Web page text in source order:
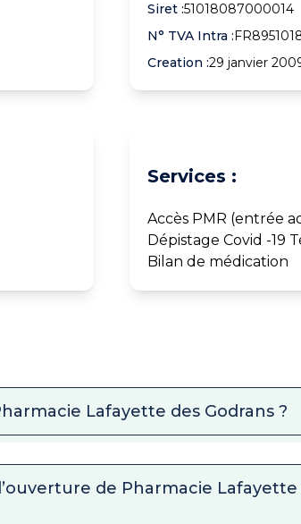
Siret :51018087000014
N° TVA Intra :
Creation :29 janvier
Services :
Accès PMR (entrée
Dépistage Covid -19
Bilan de médication
Lafayette des Godrans ?
de Pharmacie Lafayette